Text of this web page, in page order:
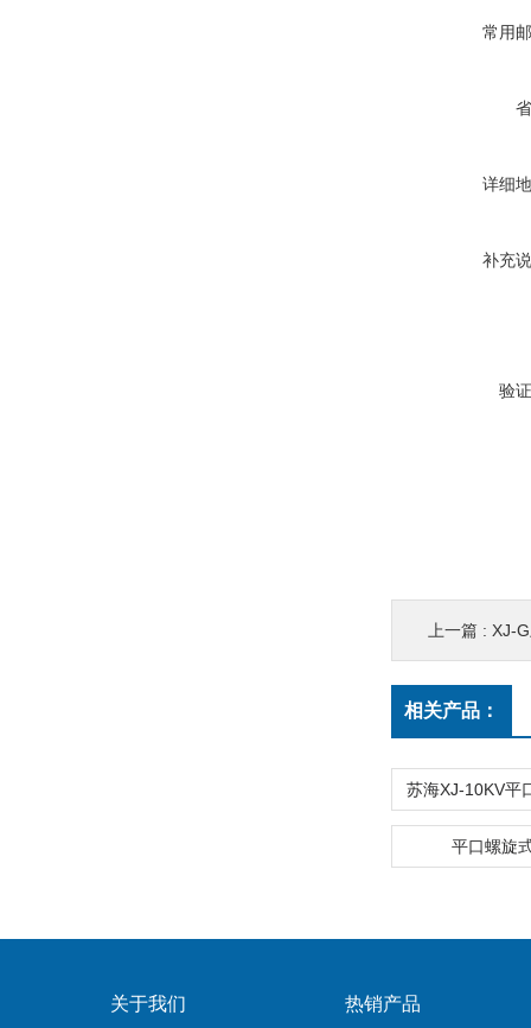
常用
详细
补充
验
上一篇 : XJ-
相关产品：
平口螺旋
关于我们 热销产品